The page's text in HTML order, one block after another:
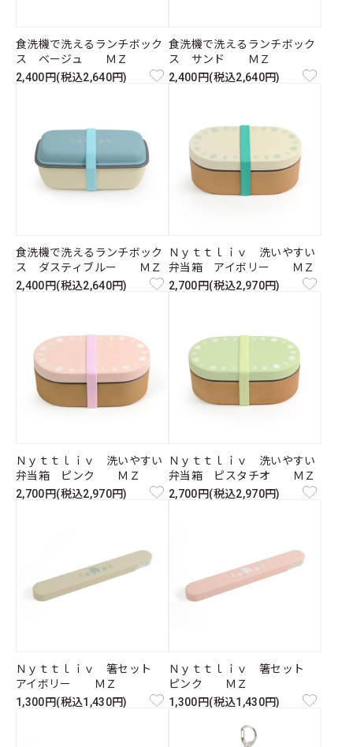
食洗機で洗えるランチボック
ス ベージュ ＭＺ
2,400円(税込2,640円)
食洗機で洗えるランチボック
ス サンド ＭＺ
2,400円(税込2,640円)
食洗機で洗えるランチボック
ス ダスティブルー ＭＺ
2,400円(税込2,640円)
Ｎｙｔｔｌｉｖ 洗いやすい
弁当箱 アイボリー ＭＺ
2,700円(税込2,970円)
Ｎｙｔｔｌｉｖ 洗いやすい
弁当箱 ピンク ＭＺ
2,700円(税込2,970円)
Ｎｙｔｔｌｉｖ 洗いやすい
弁当箱 ピスタチオ ＭＺ
2,700円(税込2,970円)
Ｎｙｔｔｌｉｖ 箸セット
アイボリー ＭＺ
1,300円(税込1,430円)
Ｎｙｔｔｌｉｖ 箸セット
ピンク ＭＺ
1,300円(税込1,430円)